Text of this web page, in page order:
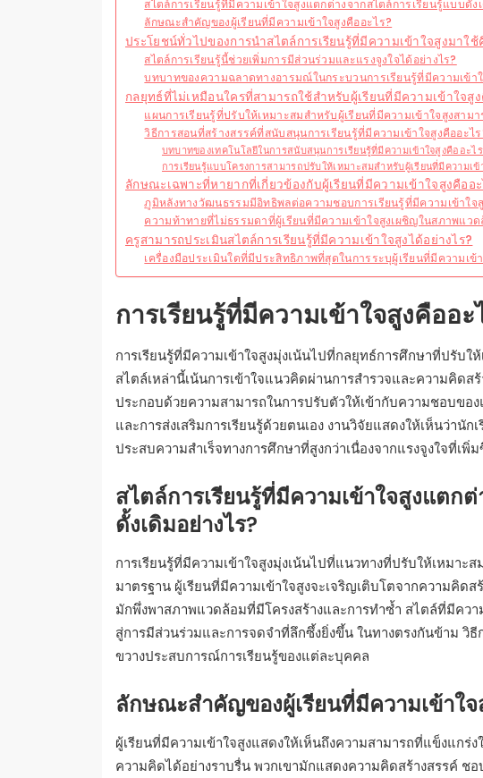
สไตล์การเรียนรู้ที่มีความเข้าใจสูงแตกต่างจากสไตล์การเรียนรู้แบบดั้ง
ลักษณะสำคัญของผู้เรียนที่มีความเข้าใจสูงคืออะไร?
ประโยชน์ทั่วไปของการนำสไตล์การเรียนรู้ที่มีความเข้าใจสูงมาใช้
สไตล์การเรียนรู้นี้ช่วยเพิ่มการมีส่วนร่วมและแรงจูงใจได้อย่างไร?
บทบาทของความฉลาดทางอารมณ์ในกระบวนการเรียนรู้ที่มีความเข้า
กลยุทธ์ที่ไม่เหมือนใครที่สามารถใช้สำหรับผู้เรียนที่มีความเข้าใจสูง
แผนการเรียนรู้ที่ปรับให้เหมาะสมสำหรับผู้เรียนที่มีความเข้าใจสูงสาม
วิธีการสอนที่สร้างสรรค์ที่สนับสนุนการเรียนรู้ที่มีความเข้าใจสูงคืออะไ
บทบาทของเทคโนโลยีในการสนับสนุนการเรียนรู้ที่มีความเข้าใจสูงคืออะไ
การเรียนรู้แบบโครงการสามารถปรับให้เหมาะสมสำหรับผู้เรียนที่มีความเข้
ลักษณะเฉพาะที่หายากที่เกี่ยวข้องกับผู้เรียนที่มีความเข้าใจสูงคืออะ
ภูมิหลังทางวัฒนธรรมมีอิทธิพลต่อความชอบการเรียนรู้ที่มีความเข้าใจสู
ความท้าทายที่ไม่ธรรมดาที่ผู้เรียนที่มีความเข้าใจสูงเผชิญในสภาพแว
ครูสามารถประเมินสไตล์การเรียนรู้ที่มีความเข้าใจสูงได้อย่างไร?
เครื่องมือประเมินใดที่มีประสิทธิภาพที่สุดในการระบุผู้เรียนที่มีความเข้
การเรียนรู้ที่มีความเข้าใจสูงคืออะ
การเรียนรู้ที่มีความเข้าใจสูงมุ่งเน้นไปที่กลยุทธ์การศึกษาที่ปรับใ
สไตล์เหล่านี้เน้นการเข้าใจแนวคิดผ่านการสำรวจและความคิ
ประกอบด้วยความสามารถในการปรับตัวให้เข้ากับความชอบข
และการส่งเสริมการเรียนรู้ด้วยตนเอง งานวิจัยแสดงให้เห็นว่านั
ประสบความสำเร็จทางการศึกษาที่สูงกว่าเนื่องจากแรงจูงใจที่เ
สไตล์การเรียนรู้ที่มีความเข้าใจสูงแตก
ดั้งเดิมอย่างไร?
การเรียนรู้ที่มีความเข้าใจสูงมุ่งเน้นไปที่แนวทางที่ปรับให้เหมา
มาตรฐาน ผู้เรียนที่มีความเข้าใจสูงจะเจริญเติบโตจากความคิด
มักพึ่งพาสภาพแวดล้อมที่มีโครงสร้างและการทำซ้ำ สไตล์ที่มีคว
สู่การมีส่วนร่วมและการจดจำที่ลึกซึ้งยิ่งขึ้น ในทางตรงกันข้าม วิ
ขวางประสบการณ์การเรียนรู้ของแต่ละบุคคล
ลักษณะสำคัญของผู้เรียนที่มีความเข้าใจ
ผู้เรียนที่มีความเข้าใจสูงแสดงให้เห็นถึงความสามารถที่แข็งแกร่
ความคิดได้อย่างราบรื่น พวกเขามักแสดงความคิดสร้างสรรค์